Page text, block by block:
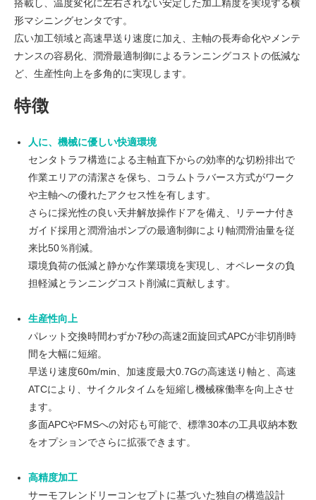
搭載し、温度変化に左右されない安定した加工精度を実現する横
形マシニングセンタです。
広い加工領域と高速早送り速度に加え、主軸の長寿命化やメンテ
ナンスの容易化、潤滑最適制御によるランニングコストの低減な
ど、生産性向上を多角的に実現します。
特徴
人に、機械に優しい快適環境
センタトラフ構造による主軸直下からの効率的な切粉排出で
作業エリアの清潔さを保ち、コラムトラバース方式がワーク
や主軸への優れたアクセス性を有します。
さらに採光性の良い天井解放操作ドアを備え、リテーナ付き
ガイド採用と潤滑油ポンプの最適制御により軸潤滑油量を従
来比50％削減。
環境負荷の低減と静かな作業環境を実現し、オペレータの負
担軽減とランニングコスト削減に貢献します。
生産性向上
パレット交換時間わずか7秒の高速2面旋回式APCが非切削時
間を大幅に短縮。
早送り速度60m/min、加速度最大0.7Gの高速送り軸と、高速
ATCにより、サイクルタイムを短縮し機械稼働率を向上させ
ます。
多面APCやFMSへの対応も可能で、標準30本の工具収納本数
をオプションでさらに拡張できます。
高精度加工
サーモフレンドリーコンセプトに基づいた独自の構造設計